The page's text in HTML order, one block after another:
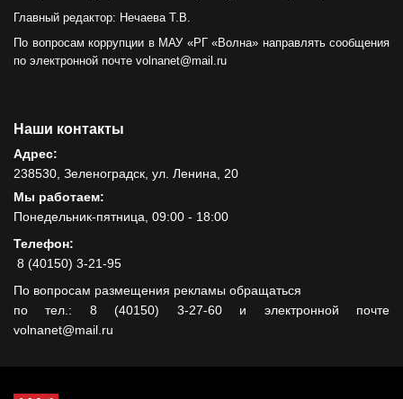
Главный редактор: Нечаева Т.В.
По вопросам коррупции в МАУ «РГ «Волна» направлять сообщения
по электронной почте volnanet@mail.ru
Наши контакты
Адрес:
238530, Зеленоградск, ул. Ленина, 20
Мы работаем:
Понедельник-пятница, 09:00 - 18:00
Телефон:
8 (40150) 3-21-95
По вопросам размещения рекламы обращаться
по тел.: 8 (40150) 3-27-60 и электронной почте
volnanet@mail.ru